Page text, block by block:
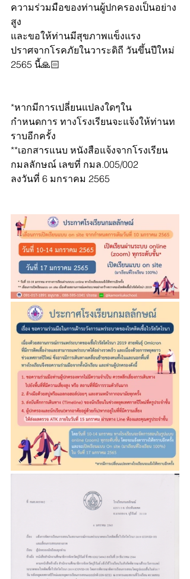
ความร่วมมือของท่านผู้ปกครองเป็นอย่าง
สูง
และขอให้ท่านมีสุขภาพแข็งแรง
ปราศจากโรคภัยในวาระดิถี วันขึ้นปีใหม่
2565 นี้🙏🏻
*หากมีการเปลี่ยนแปลงใดๆใน
กำหนดการ ทางโรงเรียนจะแจ้งให้ท่านท
ราบอีกครั้ง
**เอกสารแนบ หนังสือแจ้งจากโรงเรียน
กมลลักษณ์ เลขที่ กมล.005/002
ลงวันที่ 6 มกราคม 2565